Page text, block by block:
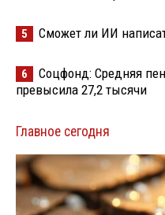
5 Сможет ли ИИ
6
Соцфонд: Средняя
превысила 27,2 тысячи
Главное сегодня